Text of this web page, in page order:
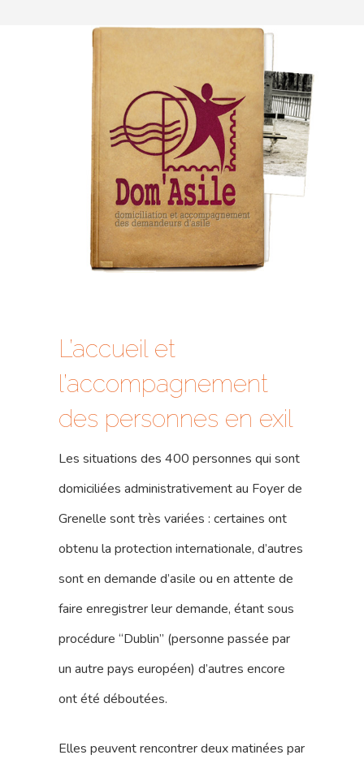
L’accueil et
l’accompagnement
des personnes en exil
Les situations des 400 personnes qui sont
domiciliées administrativement au Foyer de
Grenelle sont très variées : certaines ont
obtenu la protection internationale, d’autres
sont en demande d’asile ou en attente de
faire enregistrer leur demande, étant sous
procédure “Dublin” (personne passée par
un autre pays européen) d’autres encore
ont été déboutées.
Elles peuvent rencontrer deux matinées par